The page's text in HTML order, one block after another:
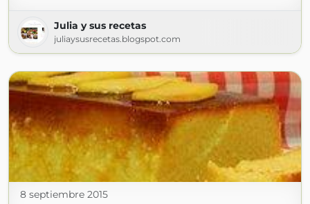
Julia y sus recetas
juliaysusrecetas.blogspot.com
8 septiembre 2015